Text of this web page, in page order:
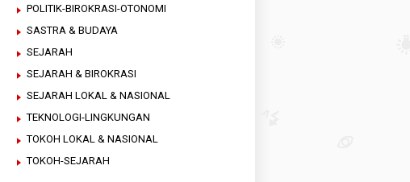
POLITIK-BIROKRASI-OTONOMI
SASTRA & BUDAYA
SEJARAH
SEJARAH & BIROKRASI
SEJARAH LOKAL & NASIONAL
TEKNOLOGI-LINGKUNGAN
TOKOH LOKAL & NASIONAL
TOKOH-SEJARAH